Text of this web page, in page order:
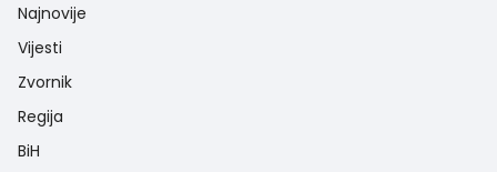
Najnovije
Vijesti
Zvornik
Regija
BiH